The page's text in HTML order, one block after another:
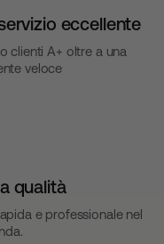
eccellente
clienti A+ oltre a una
veloce
qualità
e professionale nel